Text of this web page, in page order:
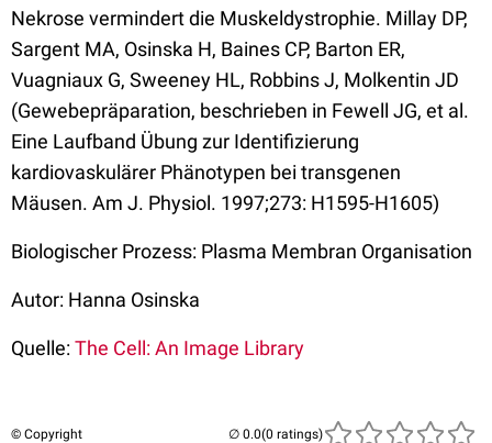
Nekrose vermindert die Muskeldystrophie. Millay DP,
Sargent MA, Osinska H, Baines CP, Barton ER,
Vuagniaux G, Sweeney HL, Robbins J, Molkentin JD
(Gewebepräparation, beschrieben in Fewell JG, et al.
Eine Laufband Übung zur Identifizierung
kardiovaskulärer Phänotypen bei transgenen
Mäusen. Am J. Physiol. 1997;273: H1595-H1605)
Biologischer Prozess: Plasma Membran Organisation
Autor: Hanna Osinska
Quelle:The Cell: An Image Library
© Copyright (0 ratings)